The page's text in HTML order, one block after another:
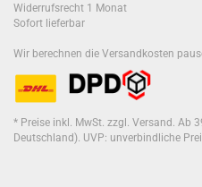
Widerrufsrecht 1 Monat
Sofort lieferbar
Wir berechnen die Versandkosten
* Preise inkl. MwSt. zzgl. Versand. Ab
Deutschland). UVP: unverbindliche